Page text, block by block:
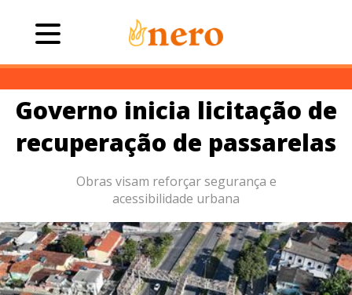
Governo inicia licitação de
recuperação de passarelas
Obras visam reforçar segurança e
acessibilidade urbana